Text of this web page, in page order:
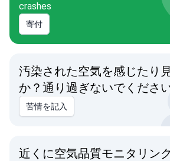
crashes
寄付
汚染された空気を感じたり
か？通り過ぎないでください
苦情を記入
近くに空気品質モニタリン